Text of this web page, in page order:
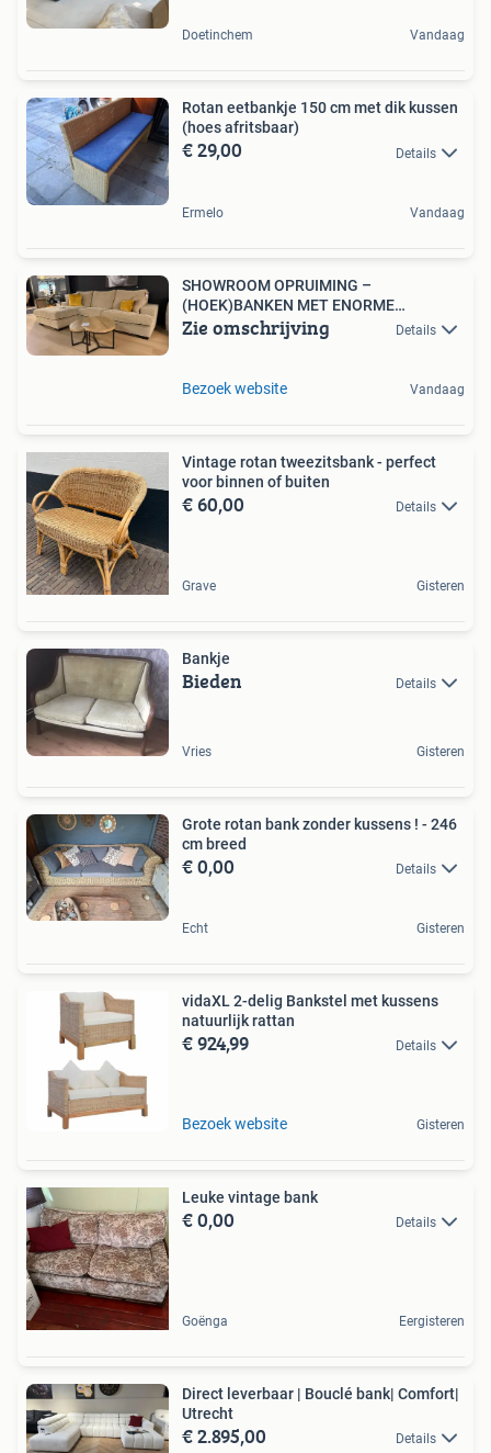
Doetinchem Vandaag
Rotan eetbankje 150 cm met dik kussen
(hoes afritsbaar)
€ 29,00 Details
Ermelo Vandaag
SHOWROOM OPRUIMING –
(HOEK)BANKEN MET ENORME
KORTING!
Zie omschrijving Details
Bezoek website Vandaag
Vintage rotan tweezitsbank - perfect
voor binnen of buiten
€ 60,00 Details
Grave Gisteren
Bankje
Bieden Details
Vries Gisteren
Grote rotan bank zonder kussens ! - 246
cm breed
€ 0,00 Details
Echt Gisteren
vidaXL 2-delig Bankstel met kussens
natuurlijk rattan
€ 924,99 Details
Bezoek website Gisteren
Leuke vintage bank
€ 0,00 Details
Goënga Eergisteren
Direct leverbaar | Bouclé bank| Comfort|
Utrecht
€ 2.895,00 Details